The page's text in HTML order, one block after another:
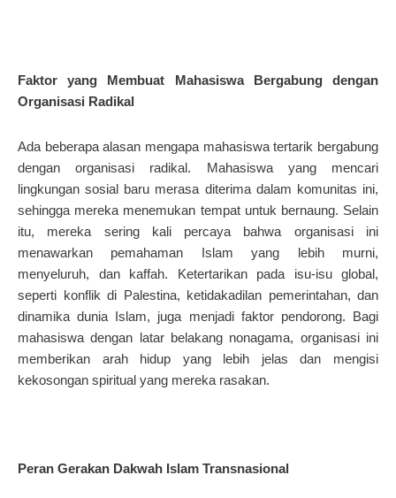
Faktor yang Membuat Mahasiswa Bergabung dengan
Organisasi Radikal
Ada beberapa alasan mengapa mahasiswa tertarik bergabung
dengan organisasi radikal. Mahasiswa yang mencari
lingkungan sosial baru merasa diterima dalam komunitas ini,
sehingga mereka menemukan tempat untuk bernaung. Selain
itu, mereka sering kali percaya bahwa organisasi ini
menawarkan pemahaman Islam yang lebih murni,
menyeluruh, dan kaffah. Ketertarikan pada isu-isu global,
seperti konflik di Palestina, ketidakadilan pemerintahan, dan
dinamika dunia Islam, juga menjadi faktor pendorong. Bagi
mahasiswa dengan latar belakang nonagama, organisasi ini
memberikan arah hidup yang lebih jelas dan mengisi
kekosongan spiritual yang mereka rasakan.
Peran Gerakan Dakwah Islam Transnasional